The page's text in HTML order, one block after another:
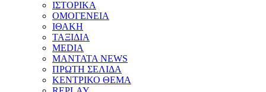
ΙΣΤΟΡΙΚΑ
ΟΜΟΓΕΝΕΙΑ
ΙΘΑΚΗ
ΤΑΞΙΔΙΑ
MEDIA
MANTATA NEWS
ΠΡΩΤΗ ΣΕΛΙΔΑ
ΚΕΝΤΡΙΚΟ ΘΕΜΑ